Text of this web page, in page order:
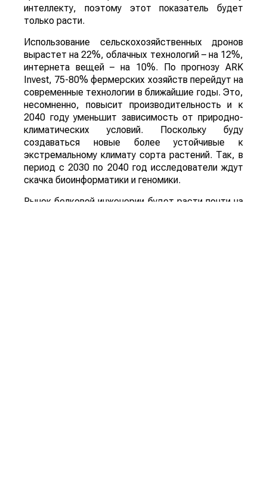
интеллекту, поэтому этот показатель будет
только расти.
Использование сельскохозяйственных дронов
вырастет на 22%, облачных технологий – на 12%,
интернета вещей – на 10%. По прогнозу ARK
Invest, 75-80% фермерских хозяйств перейдут на
современные технологии в ближайшие годы. Это,
несомненно, повысит производительность и к
2040 году уменьшит зависимость от природно-
климатических условий. Поскольку буду
создаваться новые более устойчивые к
экстремальному климату сорта растений. Так, в
период с 2030 по 2040 год исследователи ждут
скачка биоинформатики и геномики.
Рынок белковой инженерии будет расти почти на